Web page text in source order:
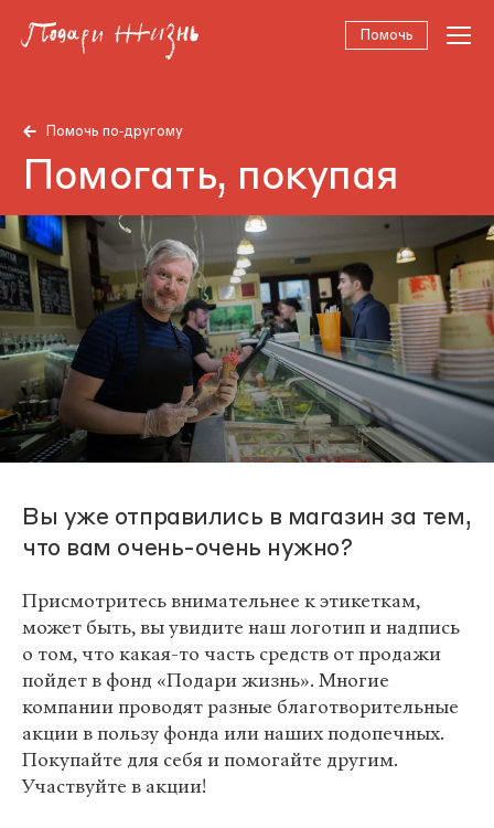
Помочь
Помочь по‑другому
Помогать, покупая
Вы уже отправились в магазин за тем,
что вам очень-очень нужно?
Присмотритесь внимательнее к этикеткам,
может быть, вы увидите наш логотип и надпись
о том, что какая-то часть средств от продажи
пойдет в фонд «Подари жизнь». Многие
компании проводят разные благотворительные
акции в пользу фонда или наших подопечных.
Покупайте для себя и помогайте другим.
Участвуйте в акции!